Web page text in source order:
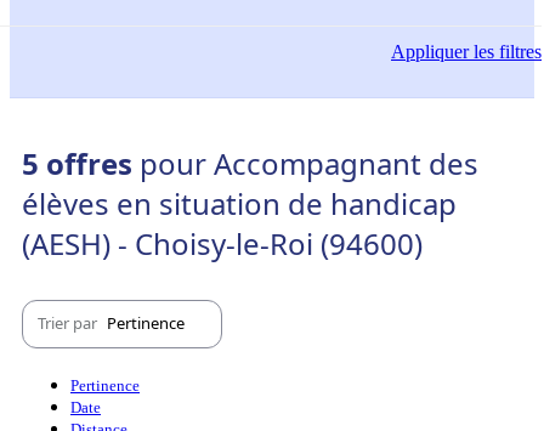
Appliquerles filtres
5 offres pour Accompagnant des
élèves en situation de handicap
(AESH) - Choisy-le-Roi (94600)
Trier par Pertinence
Pertinence
Date